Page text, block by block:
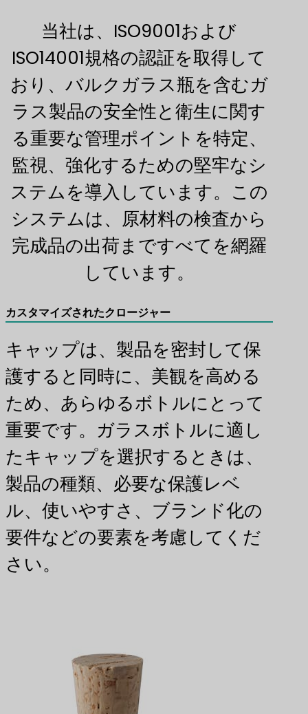
当社は、ISO9001および
ISO14001規格の認証を取得して
おり、バルクガラス瓶を含むガ
ラス製品の安全性と衛生に関す
る重要な管理ポイントを特定、
監視、強化するための堅牢なシ
ステムを導入しています。この
システムは、原材料の検査から
完成品の出荷まですべてを網羅
しています。
カスタマイズされたクロージャー
キャップは、製品を密封して保
護すると同時に、美観を高める
ため、あらゆるボトルにとって
重要です。ガラスボトルに適し
たキャップを選択するときは、
製品の種類、必要な保護レベ
ル、使いやすさ、ブランド化の
要件などの要素を考慮してくだ
さい。